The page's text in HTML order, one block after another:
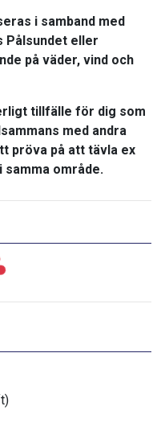
i samband med
Pålsundet eller
på väder, vind och
tillfälle för dig som
med andra
pröva på att tävla ex
samma område.